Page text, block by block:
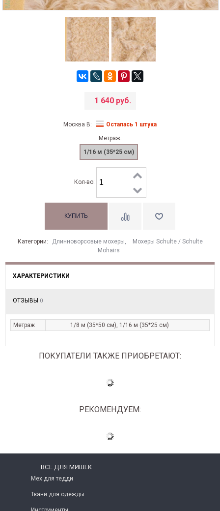
1 640 руб.
Москва В:
Осталась 1 штука
Метраж:
1/16 м (35*25 см)
Кол-во:
Категории: Длинноворсовые мохеры,
Мохеры Sсhulte / Schulte
Mohairs
ХАРАКТЕРИСТИКИ
ОТЗЫВЫ 0
Метраж 1/8 м (35*50 см), 1/16 м (35*25 см)
ПОКУПАТЕЛИ ТАКЖЕ ПРИОБРЕТАЮТ:
РЕКОМЕНДУЕМ:
ВСЕ ДЛЯ МИШЕК
Мех для тедди
Ткани для одежды